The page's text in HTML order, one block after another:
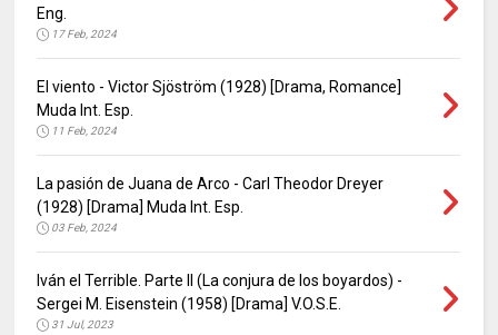
Eng.
17 Feb, 2024
El viento - Victor Sjöström (1928) [Drama, Romance]
Muda Int. Esp.
11 Feb, 2024
La pasión de Juana de Arco - Carl Theodor Dreyer
(1928) [Drama] Muda Int. Esp.
03 Feb, 2024
Iván el Terrible. Parte II (La conjura de los boyardos) -
Sergei M. Eisenstein (1958) [Drama] V.O.S.E.
31 Jul, 2023